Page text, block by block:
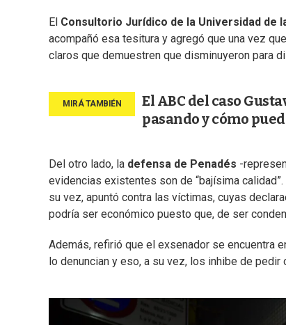
El Consultorio Jurídico de la Universidad de
acompañó esa tesitura y agregó que una vez
claros que demuestren que disminuyeron para
El ABC del caso
pasando y cómo
Del otro lado, la defensa de Penadés -
evidencias existentes son de “bajísima
su vez, apuntó contra las víctimas, cuyas
podría ser económico puesto que, de ser
Además, refirió que el exsenador se encuentra
lo denuncian y eso, a su vez, los inhibe de